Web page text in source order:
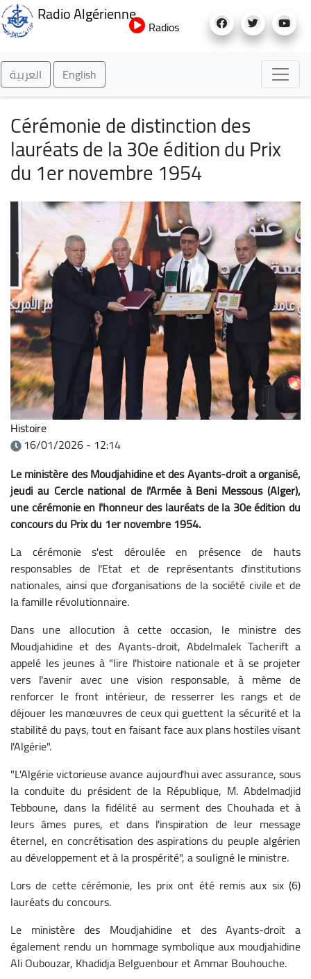
au
Radio Algérienne
Radios
العربية English
Cérémonie de distinction des
lauréats de la 30e édition du Prix
du 1er novembre 1954
Histoire
16/01/2026 - 12:14
Le ministère des Moudjahidine et des Ayants-droit a organisé,
jeudi au Cercle national de l'Armée à Beni Messous (Alger),
une cérémonie en l'honneur des lauréats de la 30e édition du
concours du Prix du 1er novembre 1954.
La cérémonie s'est déroulée en présence de hauts
responsables de l'Etat et de représentants d'institutions
nationales, ainsi que d'organisations de la société civile et de
la famille révolutionnaire.
Dans une allocution à cette occasion, le ministre des
Moudjahidine et des Ayants-droit, Abdelmalek Tacherift a
appelé les jeunes à "lire l'histoire nationale et à se projeter
vers l'avenir avec une vision responsable, à même de
renforcer le front intérieur, de resserrer les rangs et de
déjouer les manœuvres de ceux qui guettent la sécurité et la
stabilité du pays, tout en faisant face aux plans hostiles visant
l'Algérie".
"L'Algérie victorieuse avance aujourd'hui avec assurance, sous
la conduite du président de la République, M. Abdelmadjid
Tebboune, dans la fidélité au serment des Chouhada et à
leurs âmes pures, et dans l'inspiration de leur message
éternel, en concrétisation des aspirations du peuple algérien
au développement et à la prospérité", a souligné le ministre.
Lors de cette cérémonie, les prix ont été remis aux six (6)
lauréats du concours.
Le ministère des Moudjahidine et des Ayants-droit a
également rendu un hommage symbolique aux moudjahidine
Ali Oubouzar, Khadidja Belguenbour et Ammar Bouhouche.